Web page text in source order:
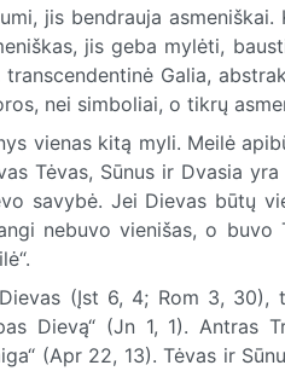
jis bendrauja
jis geba mylėti,
transcendentinė Galia,
nei simboliai, o tikrų
vienas kitą myli. Meilė
Tėvas, Sūnus ir Dvasia
savybė. Jei Dievas būtų
nebuvo vienišas, o
(Įst 6, 4; Rom 3, 30),
Dievą“ (Jn 1, 1). Antras
(Apr 22, 13). Tėvas ir